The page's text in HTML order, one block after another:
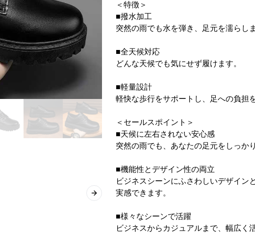
Next slide
＜特徴＞
■撥水加工
突然の雨でも水を弾き、足元を濡らし
■全天候対応
どんな天候でも気にせず履けます。
■軽量設計
軽快な歩行をサポートし、足への負担
＜セールスポイント＞
■天候に左右されない安心感
突然の雨でも、あなたの足元をしっか
■機能性とデザイン性の両立
ビジネスシーンにふさわしいデザイン
実感できます。
■様々なシーンで活躍
ビジネスからカジュアルまで、幅広く